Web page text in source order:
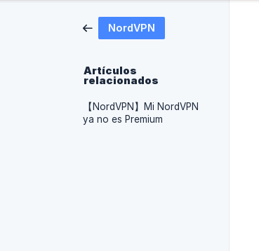
NordVPN
Artículos
relacionados
【NordVPN】Mi NordVPN
ya no es Premium